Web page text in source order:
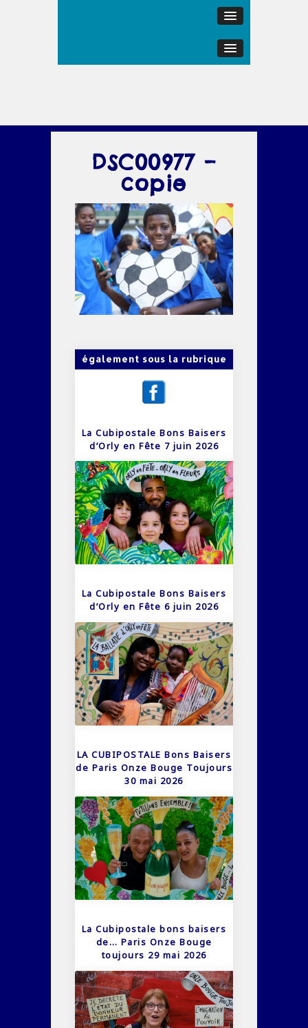
DSC00977 –
copie
également sous la rubrique
La Cubipostale Bons Baisers
d’Orly en Fête 7 juin 2026
La Cubipostale Bons Baisers
d’Orly en Fête 6 juin 2026
LA CUBIPOSTALE Bons Baisers
de Paris Onze Bouge Toujours
30 mai 2026
La Cubipostale bons baisers
de… Paris Onze Bouge
toujours 29 mai 2026